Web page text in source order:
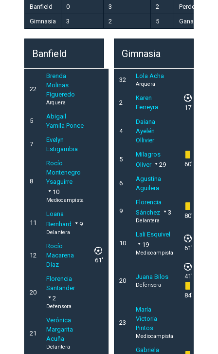
Banfield 0 3 2
Perdedor
Gimnasia
3 2 5 Ganador
Banfield
22
Brenda
Molinas
Figueredo
Arquera
5
Abigail
Yamila Ponce
7
Evelyn
Estigarribia
8
Rocío
Montenegro
Ysaguirre
10
Mediocampista
11
Loana
Bernhard
9
Delantera
12
Rocío
Macarena
Díaz
61'
20
Florencia
Santander
2
Defensora
21
Verónica
Margarita
Acuña
Delantera
Gimnasia
32
Lola Acha
Arquera
2
Karen
Ferreyra
17'
4
Daiana
Ayelén
Ollivier
5
Milagros
Oliver
29 60'
6
Agustina
Aguilera
9
Florencia
Sánchez
3
Delantera
80'
10
Lali Esquivel
19
Mediocampista
61'
20
Juana Bilos
Defensora
41'
84'
23
María
Victoria
Pintos
Mediocampista
Gabriela